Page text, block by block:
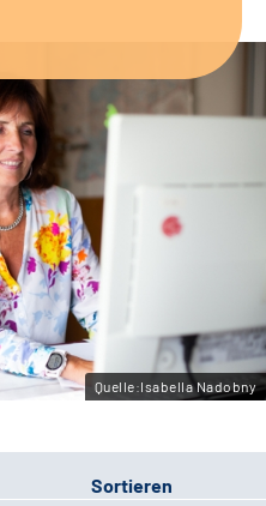
Quelle:Isabella Nadobny
Sortieren